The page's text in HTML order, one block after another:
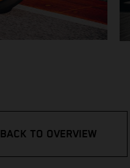
BACK TO OVERVIEW